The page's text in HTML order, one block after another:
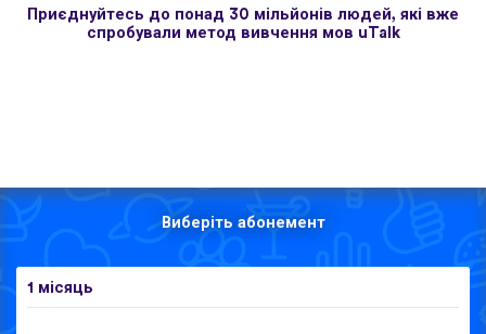
Приєднуйтесь до понад 30 мільйонів людей, які вже
спробували метод вивчення мов uTalk
Виберіть абонемент
1 місяць